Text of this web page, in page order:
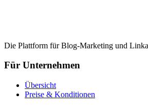
Die Plattform für Blog-Marketing und
Für Unternehmen
Übersicht
Preise & Konditionen